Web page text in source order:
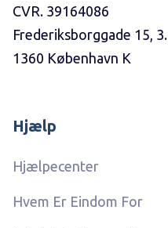
CVR. 39164086
Frederiksborggade 15, 3.
1360 København K
Hjælp
Hjælpecenter
Hvem Er Eindom For